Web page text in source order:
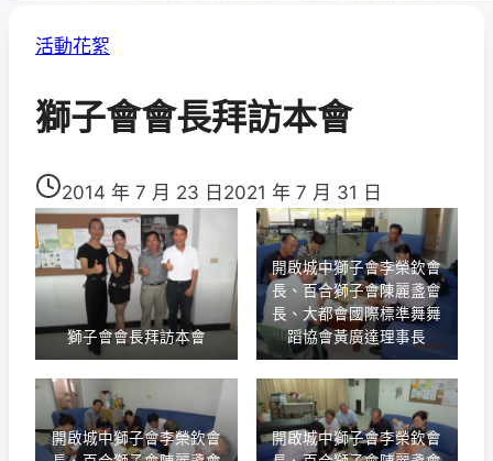
活動花絮
獅子會會長拜訪本會
2014 年 7 月 23 日 2021 年 7 月 31 日
獅子會會長拜訪本會
開啟城中獅子會李榮欽會
長、百合獅子會陳麗盞會
長、大都會國際標準舞舞
蹈協會黃廣達理事長
開啟城中獅子會李榮欽會
開啟城中獅子會李榮欽會